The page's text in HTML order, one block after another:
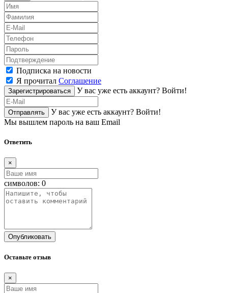
Подписка на новости
Я прочитал Соглашение
Зарегистрироваться У вас уже есть аккаунт? Войти!
Отправлять У вас уже есть аккаунт? Войти!
Мы вышлем пароль на ваш Email
Ответить
×
символов: 0
Опубликовать
Оставьте отзыв
×